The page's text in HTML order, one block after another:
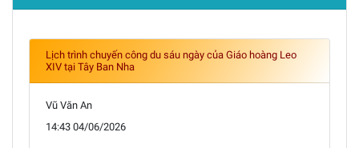
Lịch trình chuyến công du sáu ngày của Giáo hoàng Leo
XIV tại Tây Ban Nha
Vũ Văn An
14:43 04/06/2026